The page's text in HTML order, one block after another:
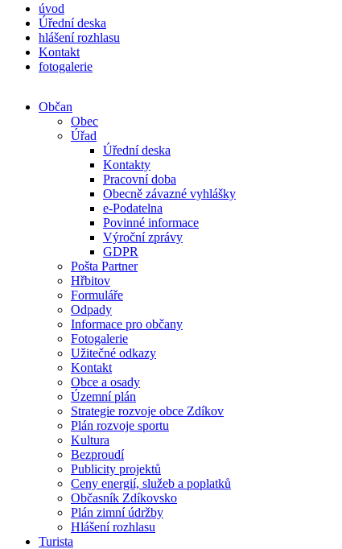
úvod
Úřední deska
hlášení rozhlasu
Kontakt
fotogalerie
Občan
Obec
Úřad
Úřední deska
Kontakty
Pracovní doba
Obecně závazné vyhlášky
e-Podatelna
Povinné informace
Výroční zprávy
GDPR
Pošta Partner
Hřbitov
Formuláře
Odpady
Informace pro občany
Fotogalerie
Užitečné odkazy
Kontakt
Obce a osady
Územní plán
Strategie rozvoje obce Zdíkov
Plán rozvoje sportu
Kultura
Bezproudí
Publicity projektů
Ceny energií, služeb a poplatků
Občasník Zdíkovsko
Plán zimní údržby
Hlášení rozhlasu
Turista